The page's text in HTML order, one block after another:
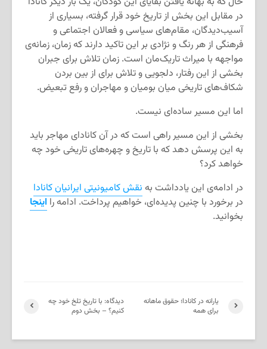
در مقابل این بخش از تاریخ خود قرار گرفته، بسیاری از
آسیب‌دیدگان، مقام‌های سیاسی و فعالان اجتماعی و
فرهنگی از هر رنگ و نژادی بر این تاکید دارند که زمان، زمانه‌ی
مواجهه با میراث تاریک‌مان است. زمان تلاش برای جبران
بخشی از این رفتار، دلجویی و تلاش برای از بین بردن
شکاف‌های تاریخی میان بومیان و مهاجران و رفع تبعیض.
اما این مسیر ساده‌ای نیست.
بخشی از این مسیر راهی است که در آن کانادای مهاجر باید
به این پرسش دهد که با تاریخ و چهره‌های تاریخی خود چه
خواهد کرد؟
در ادامه‌ی این یادداشت به نقش کامیونیتی ایرانیان کانادا
در برخورد با چنین پدیده‌ای، خواهیم پرداخت. ادامه را اینجا
بخوانید.
دیدگاه: با تاریخ تلخ خود چه
کنیم؟ – بخش دوم
یارانه در کانادا؛ حقوق ماهانه
برای همه